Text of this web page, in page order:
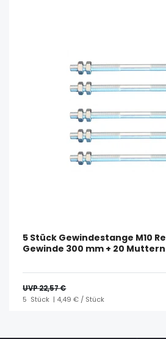
5 Stück Gewindestange M10
Gewinde 300 mm + 20 Muttern
UVP 22,57 €
5 Stück | 4,49 € / Stück